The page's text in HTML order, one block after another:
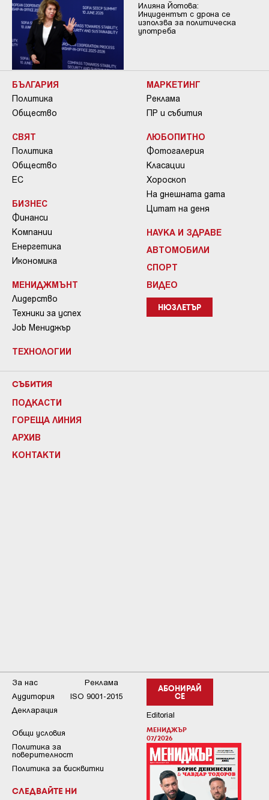
Илияна Йотова:
Инцидентът с дрона се
използва за политическа
употреба
БЪЛГАРИЯ
Политика
Общество
СВЯТ
Политика
Общество
ЕС
БИЗНЕС
Финанси
Компании
Енергетика
Икономика
МЕНИДЖМЪНТ
Лидерство
Техники за успех
Job Мениджър
ТЕХНОЛОГИИ
МАРКЕТИНГ
Реклама
ПР и събития
ЛЮБОПИТНО
Фотогалерия
Класации
Хороскоп
На днешната дата
Цитат на деня
НАУКА И ЗДРАВЕ
АВТОМОБИЛИ
СПОРТ
ВИДЕО
НЮЗЛЕТЪР
СЪБИТИЯ
ПОДКАСТИ
ГОРЕЩА ЛИНИЯ
АРХИВ
КОНТАКТИ
АБОНИРАЙ
СЕ
Editorial
МЕНИДЖЪР
07/2026
За нас
Реклама
Аудитория
ISO 9001-2015
Декларация
Общи условия
Пoлитикa зa
пoвepитeлнocт
Политика за бисквитки
СЛЕДВАЙТЕ НИ